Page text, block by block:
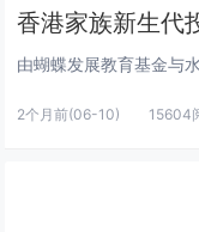
2个月前(06-10) 15604